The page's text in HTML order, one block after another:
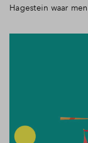
Hagestein waar